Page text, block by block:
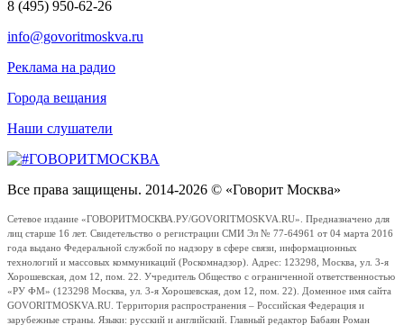
8 (495) 950-62-26
info@govoritmoskva.ru
Реклама на радио
Города вещания
Наши слушатели
Все права защищены. 2014-2026 © «Говорит Москва»
Сетевое издание «ГОВОРИТМОСКВА.РУ/GOVORITMOSKVA.RU». Предназначено для
лиц старше 16 лет. Свидетельство о регистрации СМИ Эл № 77-64961 от 04 марта 2016
года выдано Федеральной службой по надзору в сфере связи, информационных
технологий и массовых коммуникаций (Роскомнадзор). Адрес: 123298, Москва, ул. 3-я
Хорошевская, дом 12, пом. 22. Учредитель Общество с ограниченной ответственностью
«РУ ФМ» (123298 Москва, ул. 3-я Хорошевская, дом 12, пом. 22). Доменное имя сайта
GOVORITMOSKVA.RU. Территория распространения – Российская Федерация и
зарубежные страны. Языки: русский и английский. Главный редактор Бабаян Роман